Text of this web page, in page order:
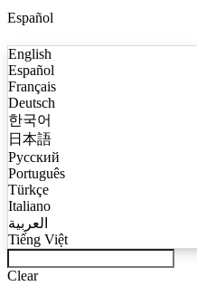
Español
English
Español
Français
Deutsch
한국어
日本語
Русский
Português
Türkçe
Italiano
العربية
Tiếng Việt
Clear